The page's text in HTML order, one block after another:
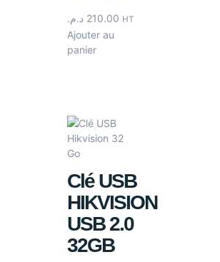
210.00 د.م. HT
Ajouter au
panier
Clé USB
HIKVISION
USB 2.0
32GB